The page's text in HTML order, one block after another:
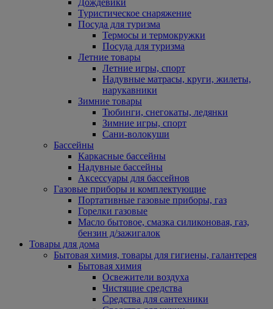
Дождевики
Туристическое снаряжение
Посуда для туризма
Термосы и термокружки
Посуда для туризма
Летние товары
Летние игры, спорт
Надувные матрасы, круги, жилеты,
нарукавники
Зимние товары
Тюбинги, снегокаты, ледянки
Зимние игры, спорт
Сани-волокуши
Бассейны
Каркасные бассейны
Надувные бассейны
Аксессуары для бассейнов
Газовые приборы и комплектующие
Портативные газовые приборы, газ
Горелки газовые
Масло бытовое, смазка силиконовая, газ,
бензин д/зажигалок
Товары для дома
Бытовая химия, товары для гигиены, галантерея
Бытовая химия
Освежители воздуха
Чистящие средства
Средства для сантехники